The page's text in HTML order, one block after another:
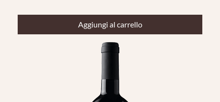
Aggiungi al carrello